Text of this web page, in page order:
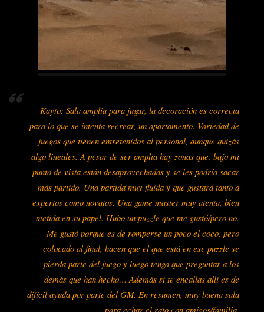
Kayto: Sala amplia para jugar, la decoración es correcta
para lo que se intenta recrear, un apartamento. Variedad de
juegos que tienen entretenidos al personal, aunque quizás
algo lineales. A pesar de ser amplia hay zonas que, bajo mi
punto de vista están desaprovechadas y se les podría sacar
más partido. Una partida muy fluida y que gustará tanto a
expertos como novatos. Una game master muy atenta, bien
metida en su papel. Hubo un puzzle que me gustó/pero no.
Me gustó porque es de romperse un poco el coco, pero
colocado al final, hacen que el que está en ese puzzle se
pierda parte del juego y luego tenga que preguntar a los
demás que han hecho… Además si te encallas allí es de
difícil ayuda por parte del GM. En resumen, muy buena sala
para echar el rato con amigos/familia.